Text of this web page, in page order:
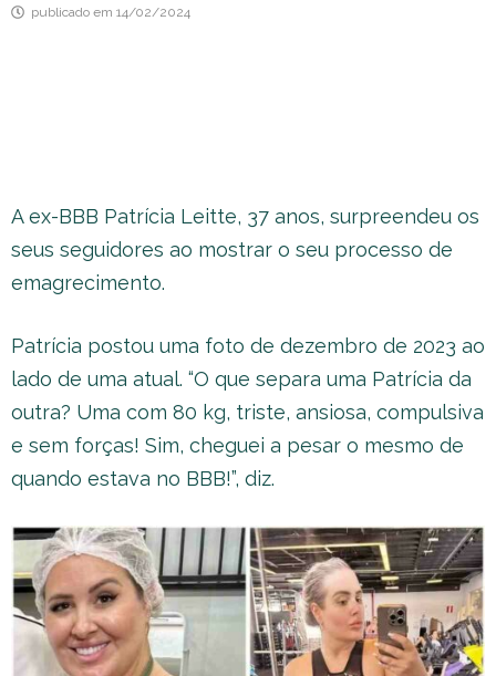
publicado em 14/02/2024
A ex-BBB Patrícia Leitte, 37 anos, surpreendeu os
seus seguidores ao mostrar o seu processo de
emagrecimento.
Patrícia postou uma foto de dezembro de 2023 ao
lado de uma atual. “O que separa uma Patrícia da
outra? Uma com 80 kg, triste, ansiosa, compulsiva
e sem forças! Sim, cheguei a pesar o mesmo de
quando estava no BBB!”, diz.